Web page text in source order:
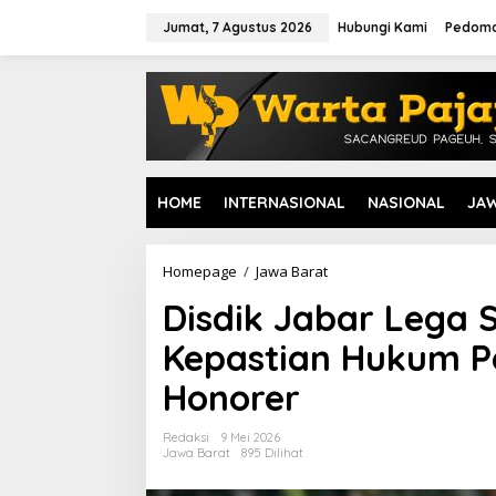
Jumat, 7 Agustus 2026 Hubungi Kami
HOME INTERNASIONAL NASIONAL
Homepage / Jawa Barat
s
d
i
k
L
Disdik Jabar Lega
Kepastian Hukum
Honorer
Redaksi
9 Mei 2026
Jawa Barat
895 Dilihat